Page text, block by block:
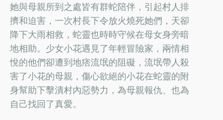
她與母親所到之處皆有群蛇陪伴，引起村人排
擠和迫害，一次村長下令放火燒死她們，天卻
降下大雨相救，蛇靈也時時守候在母女身旁暗
地相助。少女小花遇見了年輕冒險家，兩情相
悅的他們卻遭到地痞流氓的阻礙，流氓帶人殺
害了小花的母親，傷心欲絕的小花在蛇靈的附
身幫助下擊潰村內惡勢力，為母親報仇、也為
自己找回了真愛。